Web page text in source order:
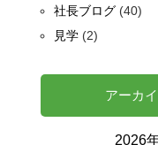
社長ブログ (40)
見学 (2)
アーカ
2026